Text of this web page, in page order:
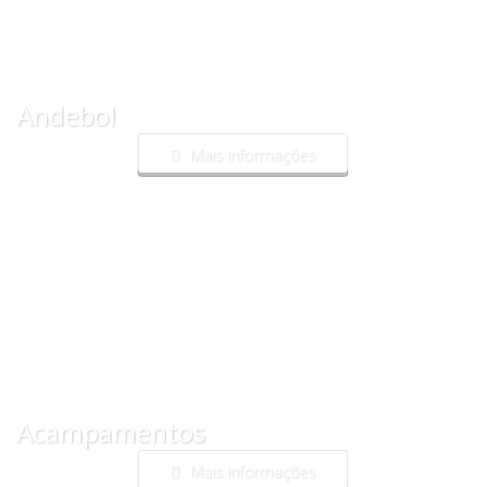
Andebol
Mais informações
Acampamentos
Mais informações